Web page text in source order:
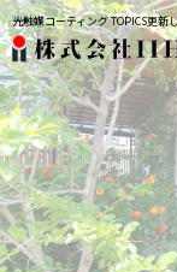
光触媒コーティング TOPICS更新